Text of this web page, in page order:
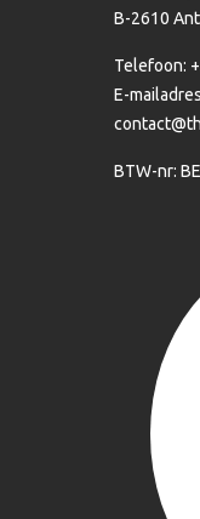
B-2610
Telefoon:
E-
BTW-nr: